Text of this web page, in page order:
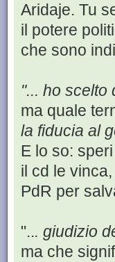
Aridaje. Tu
il potere
che sono
"... ho scelto
ma quale
la fiducia al
E lo so:
il cd le
PdR per
"... giudizio
ma che